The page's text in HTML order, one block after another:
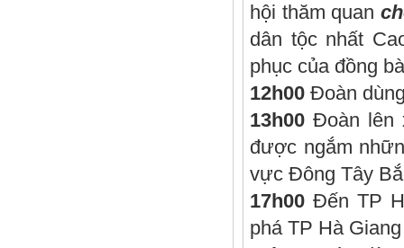
hội thăm quan
dân tộc nhất
phục của đồng
12h00 Đoàn
13h00 Đoàn lên
được ngắm
vực Đông Tây
17h00Đến TP
phá TP Hà Giang